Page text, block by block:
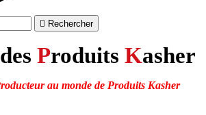
 Rechercher
Produits Kasher
au monde de Produits Kasher